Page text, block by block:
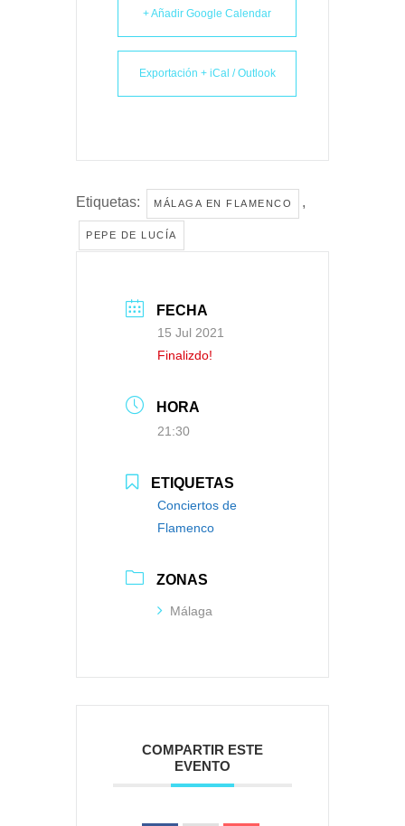
+ Añadir Google Calendar
Exportación + iCal / Outlook
Etiquetas: MÁLAGA EN FLAMENCO ,
PEPE DE LUCÍA
FECHA
15 Jul 2021
Finalizdo!
HORA
21:30
ETIQUETAS
Conciertos de
Flamenco
ZONAS
Málaga
COMPARTIR ESTE
EVENTO